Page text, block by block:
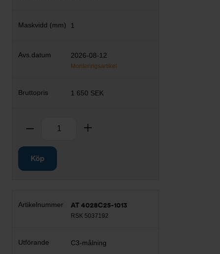
1
2026-08-12
Monteringsartikel
1 650 SEK
Ta bort
Köp
AT 4028C25-1013
RSK 5037192
C3-målning